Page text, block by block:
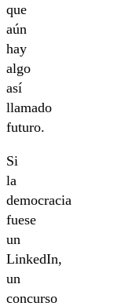
que
aún
hay
algo
así
llamado
futuro.
Si
la
democracia
fuese
un
LinkedIn,
un
concurso